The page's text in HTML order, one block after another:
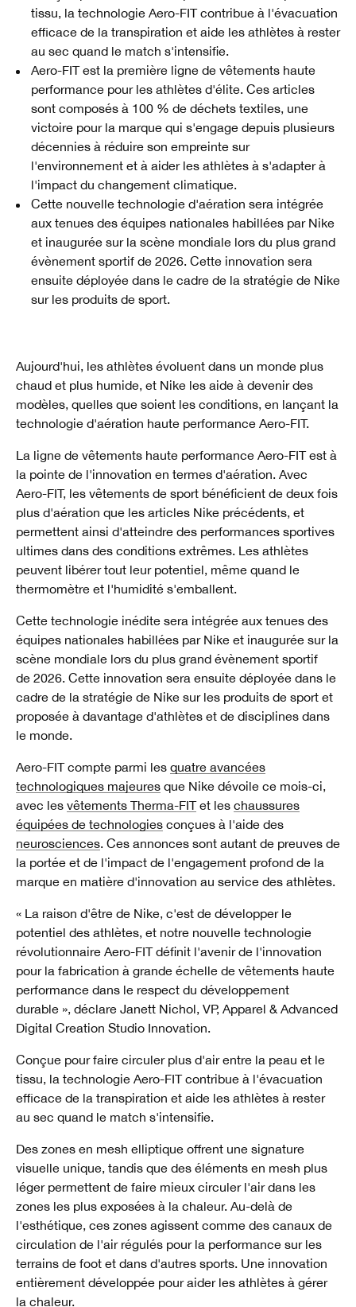
tissu, la technologie Aero-FIT contribue à l'évacuation
efficace de la transpiration et aide les athlètes à rester
au sec quand le match s'intensifie.
Aero-FIT est la première ligne de vêtements haute
performance pour les athlètes d'élite. Ces articles
sont composés à 100 % de déchets textiles, une
victoire pour la marque qui s'engage depuis plusieurs
décennies à réduire son empreinte sur
l'environnement et à aider les athlètes à s'adapter à
l'impact du changement climatique.
Cette nouvelle technologie d'aération sera intégrée
aux tenues des équipes nationales habillées par Nike
et inaugurée sur la scène mondiale lors du plus grand
évènement sportif de 2026. Cette innovation sera
ensuite déployée dans le cadre de la stratégie de Nike
sur les produits de sport.
Aujourd'hui, les athlètes évoluent dans un monde plus
chaud et plus humide, et Nike les aide à devenir des
modèles, quelles que soient les conditions, en lançant la
technologie d'aération haute performance Aero-FIT.
La ligne de vêtements haute performance Aero-FIT est à
la pointe de l'innovation en termes d'aération. Avec
Aero-FIT, les vêtements de sport bénéficient de deux fois
plus d'aération que les articles Nike précédents, et
permettent ainsi d'atteindre des performances sportives
ultimes dans des conditions extrêmes. Les athlètes
peuvent libérer tout leur potentiel, même quand le
thermomètre et l'humidité s'emballent.
Cette technologie inédite sera intégrée aux tenues des
équipes nationales habillées par Nike et inaugurée sur la
scène mondiale lors du plus grand évènement sportif
de 2026. Cette innovation sera ensuite déployée dans le
cadre de la stratégie de Nike sur les produits de sport et
proposée à davantage d'athlètes et de disciplines dans
le monde.
Aero-FIT compte parmi les quatre avancées
technologiques majeures que Nike dévoile ce mois-ci,
avec les vêtements Therma-FITet les chaussures
équipées de technologies conçues à l'aide des
neurosciences . Ces annonces sont autant de preuves de
la portée et de l'impact de l'engagement profond de la
marque en matière d'innovation au service des athlètes.
« La raison d'être de Nike, c'est de développer le
potentiel des athlètes, et notre nouvelle technologie
révolutionnaire Aero-FIT définit l'avenir de l'innovation
pour la fabrication à grande échelle de vêtements haute
performance dans le respect du développement
durable », déclare Janett Nichol, VP, Apparel & Advanced
Digital Creation Studio Innovation.
Conçue pour faire circuler plus d'air entre la peau et le
tissu, la technologie Aero-FIT contribue à l'évacuation
efficace de la transpiration et aide les athlètes à rester
au sec quand le match s'intensifie.
Des zones en mesh elliptique offrent une signature
visuelle unique, tandis que des éléments en mesh plus
léger permettent de faire mieux circuler l'air dans les
zones les plus exposées à la chaleur. Au-delà de
l'esthétique, ces zones agissent comme des canaux de
circulation de l'air régulés pour la performance sur les
terrains de foot et dans d'autres sports. Une innovation
entièrement développée pour aider les athlètes à gérer
la chaleur.